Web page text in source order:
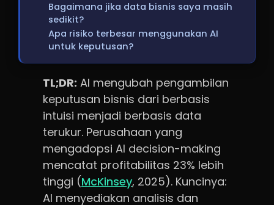
Bagaimana jika data bisnis saya masih
sedikit?
Apa risiko terbesar menggunakan AI
untuk keputusan?
TL;DR: AI mengubah pengambilan
keputusan bisnis dari berbasis
intuisi menjadi berbasis data
terukur. Perusahaan yang
mengadopsi AI decision-making
mencatat profitabilitas 23% lebih
tinggi (McKinsey, 2025). Kuncinya:
AI menyediakan analisis dan